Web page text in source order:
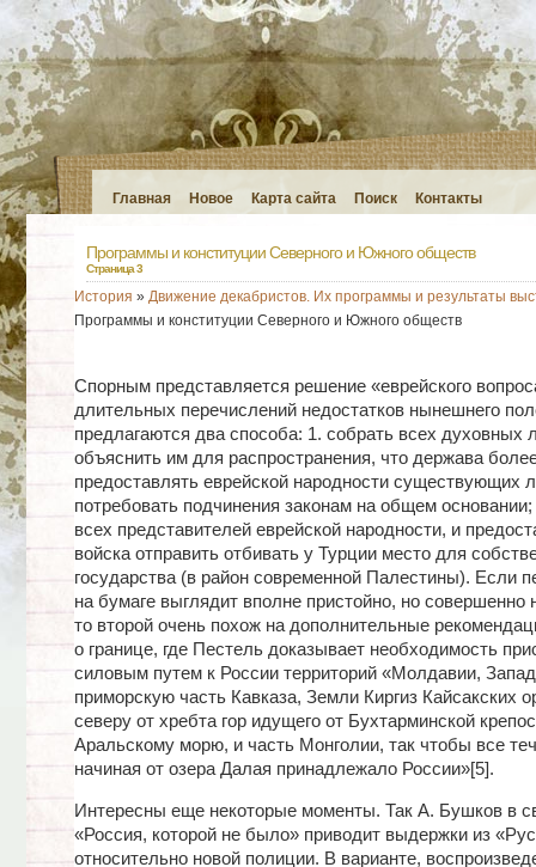
Главная Новое Карта сайта Поиск Контакты
Программы и конституции Северного и Южного обществ
Страница 3
История » Движение декабристов. Их программы и результаты
Программы и конституции Северного и Южного обществ
Спорным представляется решение «еврейского
длительных перечислений недостатков нынешнего
предлагаются два способа: 1. собрать всех духовных
объяснить им для распространения, что держава
предоставлять еврейской народности существующих
потребовать подчинения законам на общем основании;
всех представителей еврейской народности, и
войска отправить отбивать у Турции место для
государства (в район современной Палестины). Если
на бумаге выглядит вполне пристойно, но совершенно
то второй очень похож на дополнительные
о границе, где Пестель доказывает необходимость
силовым путем к России территорий «Молдавии,
приморскую часть Кавказа, Земли Киргиз Кайсакских
северу от хребта гор идущего от Бухтарминской
Аральскому морю, и часть Монголии, так чтобы все
начиная от озера Далая принадлежало России»[5].
Интересны еще некоторые моменты. Так А. Бушков в
«Россия, которой не было» приводит выдержки из
относительно новой полиции. В варианте,